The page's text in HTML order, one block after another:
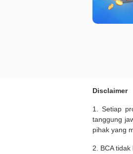
Disclaimer
1. Setiap
tanggung
pihak yang
2. BCA